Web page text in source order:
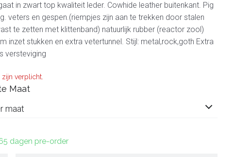
in zwart top kwaliteit leder. Cowhide leather buitenkant. Pig
veters en gespen.(riempjes zijn aan te trekken door stalen
te zetten met klittenband) natuurlijk rubber (reactor zool)
inzet stukken en extra vetertunnel. Stijl: metal,rock,goth Extra
versteviging
verplicht.
Maat
maat
dagen pre-order